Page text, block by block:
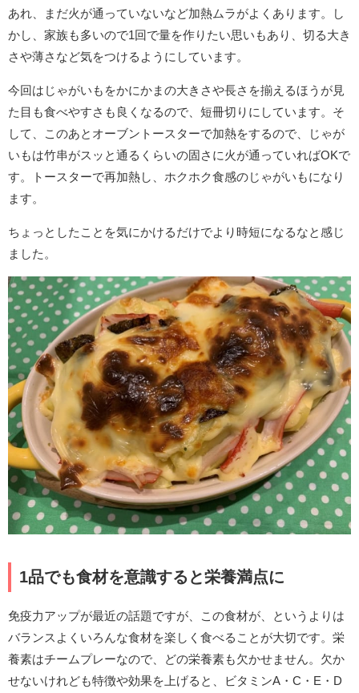
あれ、まだ火が通っていないなど加熱ムラがよくあります。し
かし、家族も多いので1回で量を作りたい思いもあり、切る大き
さや薄さなど気をつけるようにしています。
今回はじゃがいもをかにかまの大きさや長さを揃えるほうが見
た目も食べやすさも良くなるので、短冊切りにしています。そ
して、このあとオーブントースターで加熱をするので、じゃが
いもは竹串がスッと通るくらいの固さに火が通っていればOKで
す。トースターで再加熱し、ホクホク食感のじゃがいもになり
ます。
ちょっとしたことを気にかけるだけでより時短になるなと感じ
ました。
1品でも食材を意識すると栄養満点に
免疫力アップが最近の話題ですが、この食材が、というよりは
バランスよくいろんな食材を楽しく食べることが大切です。栄
養素はチームプレーなので、どの栄養素も欠かせません。欠か
せないけれども特徴や効果を上げると、ビタミンA・C・E・D